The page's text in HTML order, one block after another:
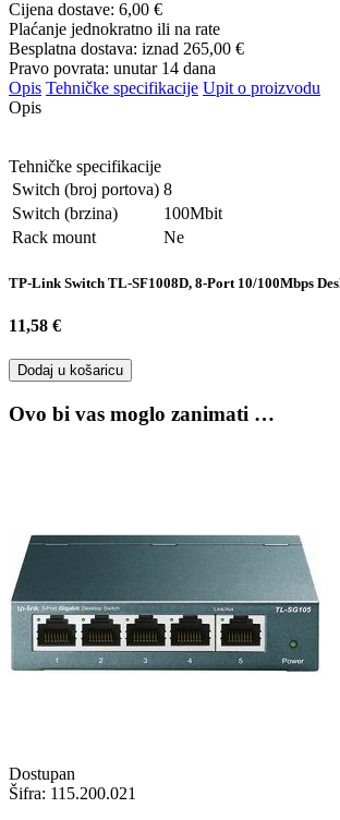
Cijena dostave: 6,00 €
Plaćanje jednokratno ili na rate
Besplatna dostava: iznad 265,00 €
Pravo povrata: unutar 14 dana
Opis Tehničke specifikacije Upit o proizvodu
Opis
Tehničke specifikacije
Switch (broj portova) 8
Switch (brzina)
100Mbit
Rack mount
Ne
TP-Link Switch TL-SF1008D, 8-Port 10/100Mbps
11,58 €
Dodaj u košaricu
Ovo bi vas moglo zanimati …
Dostupan
Šifra: 115.200.021